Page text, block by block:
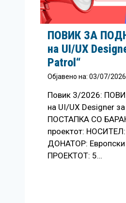
ПОВИК ЗА
на UI/UX
Patrol“
Објавено на: 03/07/2026
Повик 3/2026:
на UI/UX Designer
ПОСТАПКА СО
проектот: НОСИТЕЛ:
ДОНАТОР:
ПРОЕКТОТ: 5…